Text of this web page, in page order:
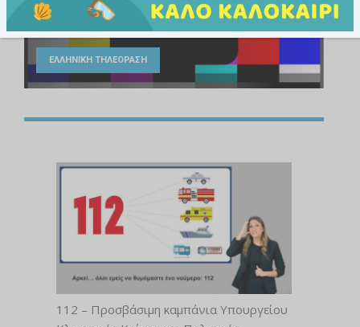
για Λόγους Αισθητηριακής Πρόσβασης
ΕΛΛΗΝΙΚΗ ΤΗΛΕΟΡΑΣΗ
112 – Προσβάσιμη καμπάνια Υπουργείου